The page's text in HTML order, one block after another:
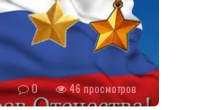
0 46 просмотров